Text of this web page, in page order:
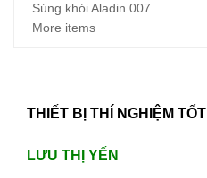
Súng khói Aladin 007
More items
THIẾT BỊ THÍ NGHIỆM TỐT
LƯU THỊ YẾN